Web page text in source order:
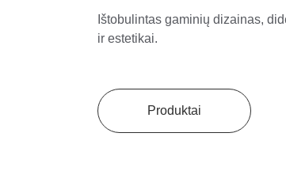
Ištobulintas gaminių dizainas,
ir estetikai.
Produktai